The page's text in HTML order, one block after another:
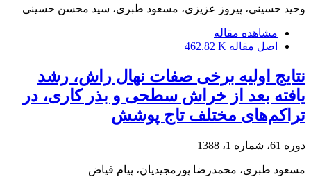
وحید حسینی، پیروز عزیزی، مسعود طبری، سید محسن حسینی
مشاهده مقاله
اصل مقاله 462.82 K
نتایج اولیه برخی صفات نهال راش، رشد
یافته بعد از خراش سطحی و بذر کاری، در
تراکم‌های مختلف‌ تاج پوشش
دوره 61، شماره 1، 1388
مسعود طبری، محمدرضا پورمجیدیان، پیام فیاض